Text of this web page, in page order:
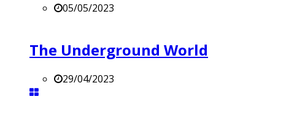
05/05/2023
The Underground World
29/04/2023